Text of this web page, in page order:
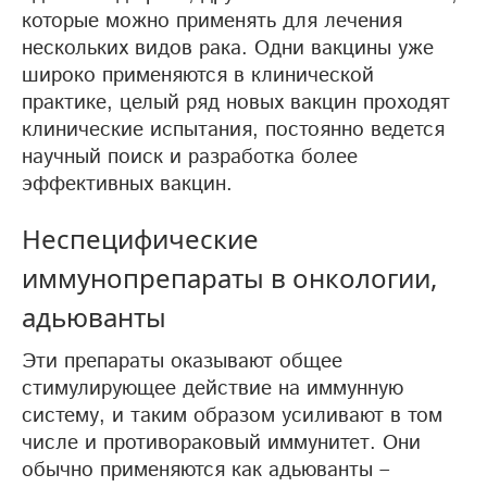
которые можно применять для лечения
нескольких видов рака. Одни вакцины уже
широко применяются в клинической
практике, целый ряд новых вакцин проходят
клинические испытания, постоянно ведется
научный поиск и разработка более
эффективных вакцин.
Неспецифические
иммунопрепараты в онкологии,
адьюванты
Эти препараты оказывают общее
стимулирующее действие на иммунную
систему, и таким образом усиливают в том
числе и противораковый иммунитет. Они
обычно применяются как адьюванты –